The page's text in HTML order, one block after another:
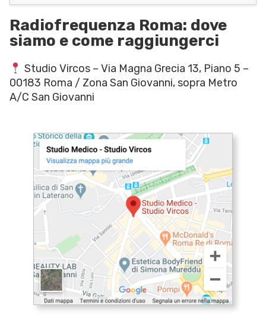
Radiofrequenza Roma: dove
siamo e come raggiungerci
Studio Vircos – Via Magna Grecia 13, Piano 5 –
00183 Roma / Zona San Giovanni, sopra Metro
A/C San Giovanni